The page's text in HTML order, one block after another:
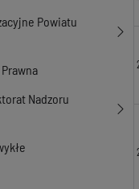
Powiatu
Nadzoru